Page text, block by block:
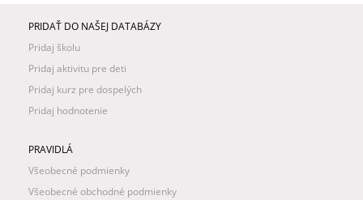
PRIDAŤ DO NAŠEJ DATABÁZY
Pridaj školu
Pridaj aktivitu pre deti
Pridaj kurz pre dospelých
Pridaj hodnotenie
PRAVIDLÁ
Všeobecné podmienky
Všeobecné obchodné podmienky